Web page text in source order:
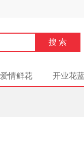
爱情鲜花 开业花